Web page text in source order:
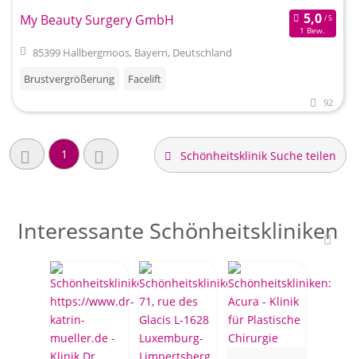
My Beauty Surgery GmbH
1 Bew.
85399 Hallbergmoos, Bayern, Deutschland
Brustvergrößerung
Facelift
92
1 Schönheitsklinik Suche teilen
Interessante Schönheitskliniken